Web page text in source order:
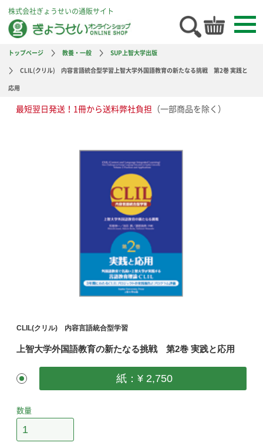
株式会社ぎょうせいの通販サイト
トップページ 教養・一般
SUP上智大学出版
CLIL(クリル) 内容言語統合型学習上智大学外国語教育の新たなる挑戦 第2巻 実践と
応用
最短翌日発送！1冊から送料弊社負担 （一部商品を除く）
CLIL(クリル) 内容言語統合型学習
上智大学外国語教育の新たなる挑戦 第2巻 実践と応用
紙：¥ 2,750
数量